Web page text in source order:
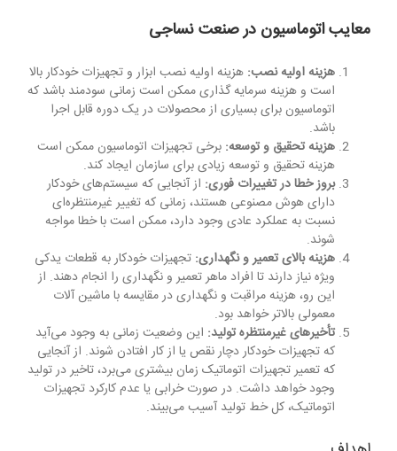
معایب اتوماسیون در صنعت نساجی
هزینه اولیه نصب: هزینه اولیه نصب ابزار و تجهیزات خودکار بالا
است و هزینه سرمایه گذاری ممکن است زمانی سودمند باشد که
اتوماسیون برای بسیاری از محصولات در یک دوره قابل اجرا
باشد.
هزینه تحقیق و توسعه: برخی تجهیزات اتوماسیون ممکن است
هزینه تحقیق و توسعه زیادی برای سازمان ایجاد کند.
بروز خطا در تغییرات فوری: از آنجایی که سیستم‌های خودکار
دارای هوش مصنوعی هستند، زمانی که تغییر غیرمنتظره‌ای
نسبت به عملکرد عادی وجود دارد، ممکن است با خطا مواجه
شوند.
هزینه بالای تعمیر و نگهداری: تجهیزات خودکار به قطعات یدکی
ویژه نیاز دارند تا افراد ماهر تعمیر و نگهداری را انجام دهند. از
این رو، هزینه مراقبت و نگهداری در مقایسه با ماشین آلات
معمولی بالاتر خواهد بود.
تأخیرهای غیرمنتظره تولید: این وضعیت زمانی به وجود می‌آید
که تجهیزات خودکار دچار نقص یا از کار افتادن شوند. از آنجایی
که تعمیر تجهیزات اتوماتیک زمان بیشتری می‌برد، تاخیر در تولید
وجود خواهد داشت. در صورت خرابی یا عدم کارکرد تجهیزات
اتوماتیک، کل خط تولید آسیب می‌بیند.